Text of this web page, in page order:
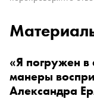
«Я погружен
манеры
Александра